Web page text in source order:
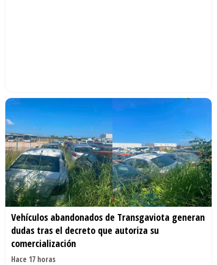
Vehículos abandonados de Transgaviota generan
dudas tras el decreto que autoriza su
comercialización
Hace 17 horas